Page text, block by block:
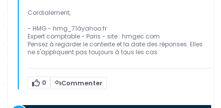
Cordialement,
- HMG - hmg_71àyahoo.fr
Expert comptable - Paris - site : hmgec com
Pensez à regarder le contexte et la date des réponses. Elles
ne s'appliquent pas toujours à tous les cas.
0 Commenter